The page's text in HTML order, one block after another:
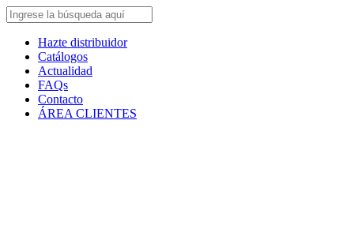
Hazte distribuidor
Catálogos
Actualidad
FAQs
Contacto
ÁREA CLIENTES